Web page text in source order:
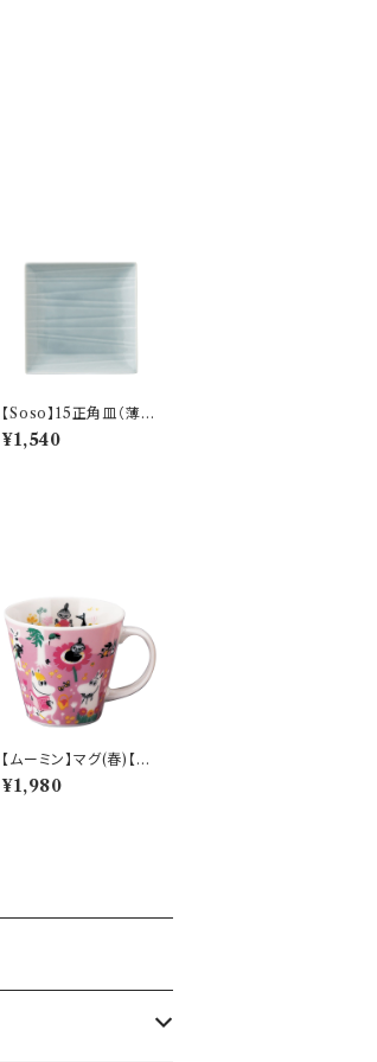
【Soso】15正角皿（薄
墨) O-P31303
¥1,540
【ムーミン】マグ(春)【M
M9600】MM9601-1
1
¥1,980